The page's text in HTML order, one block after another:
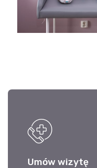
Umów wizytę